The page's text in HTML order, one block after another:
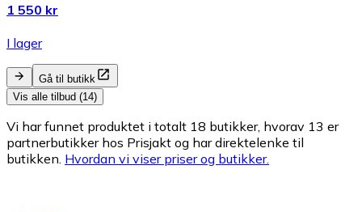
1 550 kr
I lager
Gå til butikk
Vis alle tilbud (14)
Vi har funnet produktet i totalt 18 butikker, hvorav 13 er
partnerbutikker hos Prisjakt og har direktelenke til
butikken. Hvordan vi viser priser og butikker.